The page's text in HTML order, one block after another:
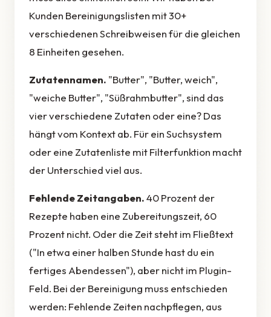
Kunden Bereinigungslisten mit 30+
verschiedenen Schreibweisen für die gleichen
8 Einheiten gesehen.
Zutatennamen. "Butter", "Butter, weich",
"weiche Butter", "Süßrahmbutter", sind das
vier verschiedene Zutaten oder eine? Das
hängt vom Kontext ab. Für ein Suchsystem
oder eine Zutatenliste mit Filterfunktion macht
der Unterschied viel aus.
Fehlende Zeitangaben.40 Prozent der
Rezepte haben eine Zubereitungszeit, 60
Prozent nicht. Oder die Zeit steht im Fließtext
("In etwa einer halben Stunde hast du ein
fertiges Abendessen"), aber nicht im Plugin-
Feld. Bei der Bereinigung muss entschieden
werden: Fehlende Zeiten nachpflegen, aus